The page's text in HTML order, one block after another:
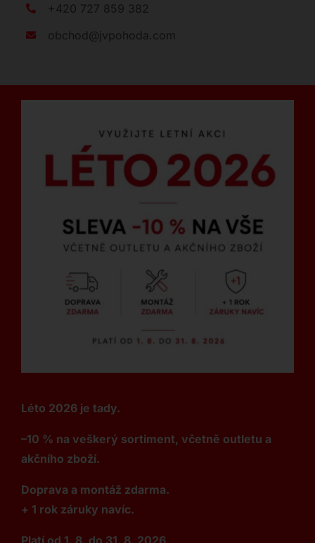
+420 727 859 382
obchod@jvpohoda.com
Léto 2026 je tady.
–10 % na veškerý sortiment, včetně outletu a
akčního zboží.
Doprava a montáž zdarma.
+ 1 rok záruky navíc.